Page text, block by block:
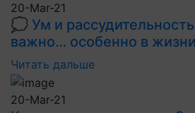
20-Mar-21
💭 Ум и рассудительность
важно… особенно в
Читать дальше
20-Mar-21